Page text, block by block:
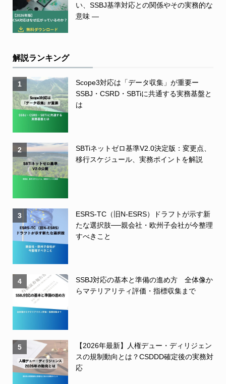
い、SSBJ基準対応との関係やその実務的な
意味 ―
解説ランキング
1
Scope3対応は「データ収集」が重要ー
SSBJ・CSRD・SBTiに共通する実務基盤と
は
2
SBTiネットゼロ基準V2.0決定版：変更点、
移行スケジュール、実務ポイントを解説
3
ESRS-TC（旧N-ESRS）ドラフトが示す新
たな選択肢──親会社・欧州子会社が今整理
すべきこと
4
SSBJ対応の基本と準備の進め方 全体像か
らマテリアリティ評価・指標収集まで
5
【2026年最新】人権デュー・ディリジェン
スの規制動向とは？CSDDD確定後の実務対
応